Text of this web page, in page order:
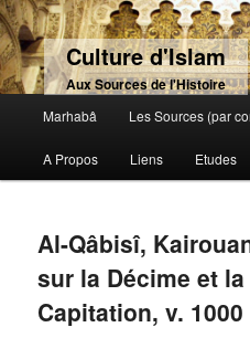
Culture d'Islam
Aux Sources de l'Histoire
Skip to primary content
Skip to secondary content
Marhabâ Les Sources (par
A Propos Liens Etudes
Al-Qâbisî,
sur la Décime et la
Capitation, v. 1000